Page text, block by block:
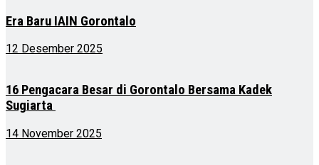
Era Baru IAIN Gorontalo
12 Desember 2025
16 Pengacara Besar di Gorontalo Bersama Kadek
Sugiarta
14 November 2025